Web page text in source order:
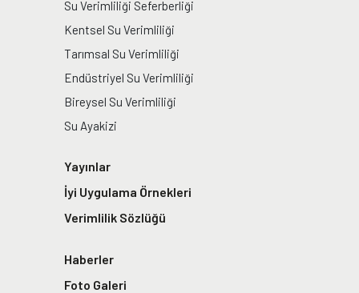
Su Verimliliği Seferberliği
Kentsel Su Verimliliği
Tarımsal Su Verimliliği
Endüstriyel Su Verimliliği
Bireysel Su Verimliliği
Su Ayakizi
Yayınlar
İyi Uygulama Örnekleri
Verimlilik Sözlüğü
Haberler
Foto Galeri